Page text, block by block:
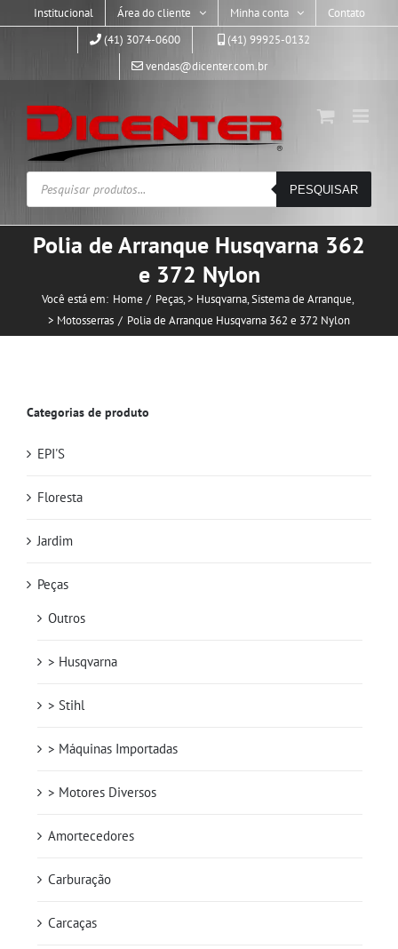
Institucional Área do cliente Minha conta
Contato
(41) 3074-0600
(41) 99925-0132
vendas@dicenter.com.br
Pesquisar
produtos
PESQUISAR
Polia de Arranque Husqvarna 362
e 372 Nylon
Você está em: Home Peças > Husqvarna Sistema de Arranque
> Motosserras
Polia de Arranque Husqvarna 362 e 372 Nylon
Categorias de produto
EPI'S
Floresta
Jardim
Peças
Outros
> Husqvarna
> Stihl
> Máquinas Importadas
> Motores Diversos
Amortecedores
Carburação
Carcaças